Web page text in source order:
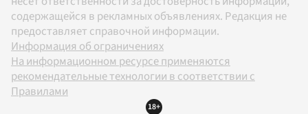
содержащейся в рекламных объявлениях. Редакция не
предоставляет справочной информации.
Информация об ограничениях
На информационном ресурсе применяются
рекомендательные технологии в соответствии с
Правилами
18+